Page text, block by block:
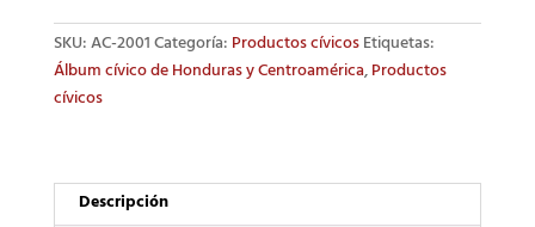
Honduras
y
Centroamérica
cantidad
SKU:AC-2001Categoría:Productos cívicosEtiquetas:
Álbum cívico de Honduras y Centroamérica,Productos
cívicos
Descripción